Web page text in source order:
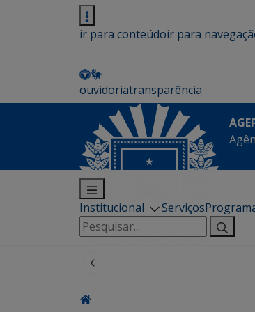
ir para conteúdoir para
ouvidoriatransparência
Institucional Serviços
Pesquisar
por: